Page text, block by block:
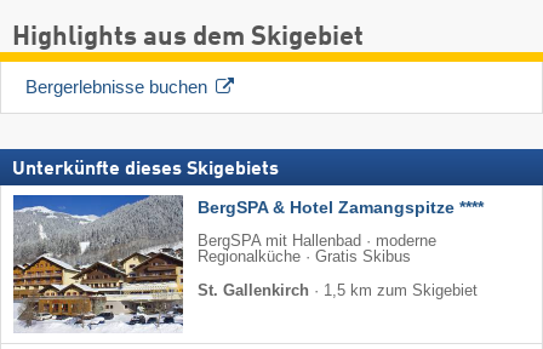
Highlights aus dem Skigebiet
Bergerlebnisse buchen
Unterkünfte dieses Skigebiets
BergSPA & Hotel Zamangspitze ****
BergSPA mit Hallenbad · moderne
Regionalküche · Gratis Skibus
St. Gallenkirch · 1,5 km zum Skigebiet